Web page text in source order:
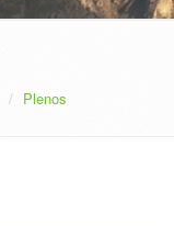
Plenos